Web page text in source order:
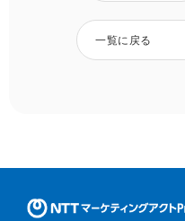
一覧に戻る